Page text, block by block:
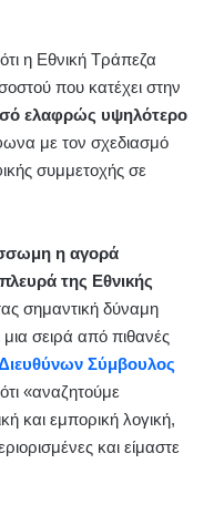
η Εθνική Τράπεζα
που κατέχει στην
ελαφρώς υψηλότερο
με τον σχεδιασμό
συμμετοχής σε
η αγορά
της Εθνικής
σημαντική δύναμη
μια σειρά από πιθανές
Σύμβουλος
«αναζητούμε
και εμπορική λογική,
και είμαστε